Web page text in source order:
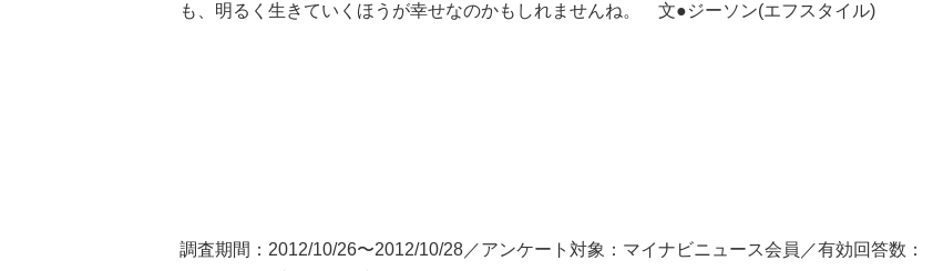
も、明るく生きていくほうが幸せなのかもしれませんね。 文●ジーソン(エフスタイル)
調査期間：2012/10/26〜2012/10/28／アンケート対象：マイナビニュース会員／有効回答数：